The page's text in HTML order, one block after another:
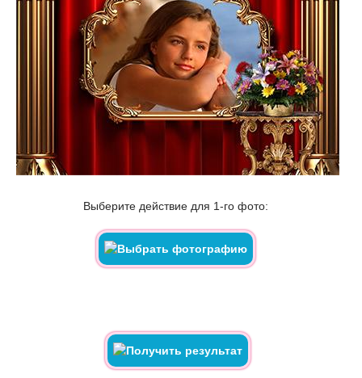
Выберите действие для 1-го фото: